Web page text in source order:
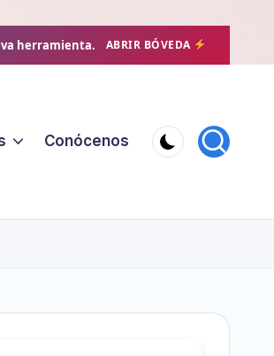
herramienta. ABRIR BÓVEDA
Conócenos